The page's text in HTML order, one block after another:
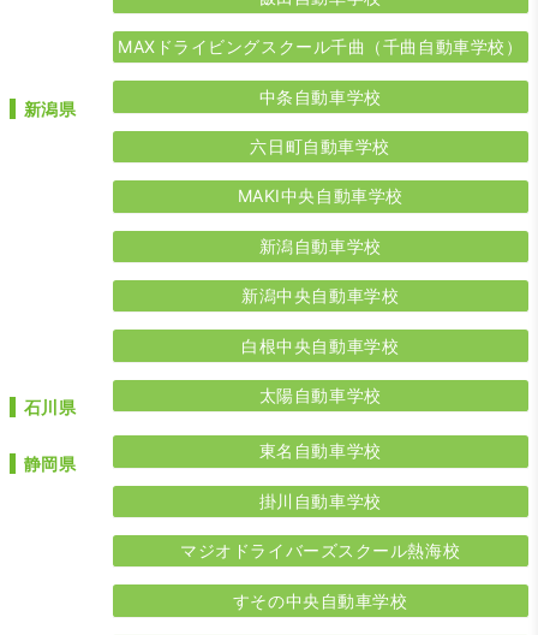
MAXドライビングスクール千曲（千曲自動車学校）
新潟県
中条自動車学校
六日町自動車学校
MAKI中央自動車学校
新潟自動車学校
新潟中央自動車学校
白根中央自動車学校
石川県
太陽自動車学校
静岡県
東名自動車学校
掛川自動車学校
マジオドライバーズスクール熱海校
すその中央自動車学校